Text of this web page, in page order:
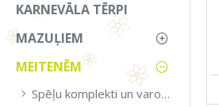
KARNEVĀLA TĒRPI
MAZUĻIEM
MEITENĒM
Spēļu komplekti un varoņi